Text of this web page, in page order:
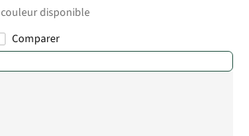
couleur disponible
Comparer